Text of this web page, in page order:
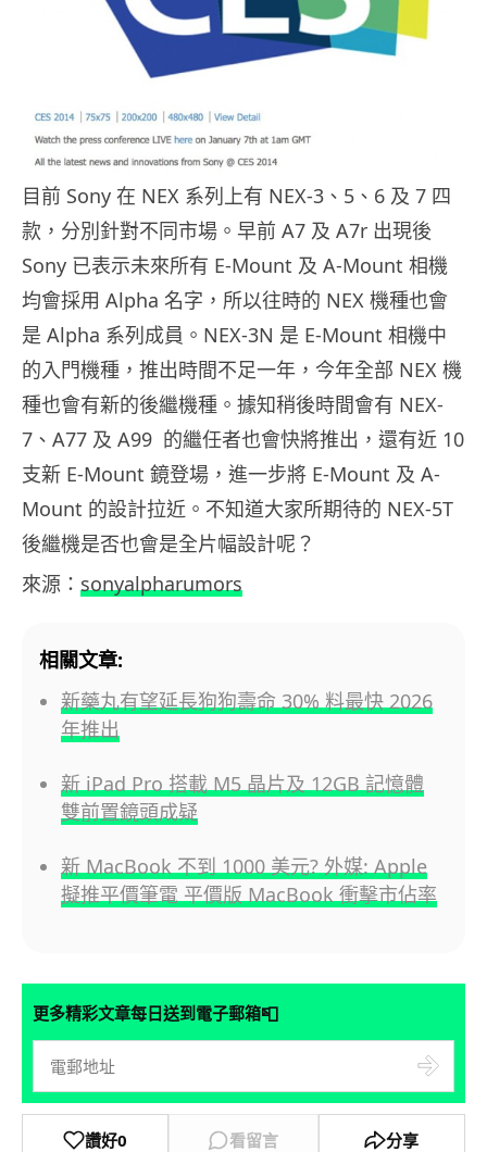
目前 Sony 在 NEX 系列上有 NEX-3、5、6 及 7 四
款，分別針對不同市場。早前 A7 及 A7r 出現後
Sony 已表示未來所有 E-Mount 及 A-Mount 相機
均會採用 Alpha 名字，所以往時的 NEX 機種也會
是 Alpha 系列成員。NEX-3N 是 E-Mount 相機中
的入門機種，推出時間不足一年，今年全部 NEX 機
種也會有新的後繼機種。據知稍後時間會有 NEX-
7、A77 及 A99 的繼任者也會快將推出，還有近 10
支新 E-Mount 鏡登場，進一步將 E-Mount 及 A-
Mount 的設計拉近。不知道大家所期待的 NEX-5T
後繼機是否也會是全片幅設計呢？
來源： sonyalpharumors
相關文章:
新藥丸有望延長狗狗壽命 30% 料最快 2026
年推出
新 iPad Pro 搭載 M5 晶片及 12GB 記憶體
雙前置鏡頭成疑
新 MacBook 不到 1000 美元? 外媒: Apple
擬推平價筆電 平價版 MacBook 衝擊市佔率
更多精彩文章每日送到電子郵箱📮
讚好0 看留言 分享